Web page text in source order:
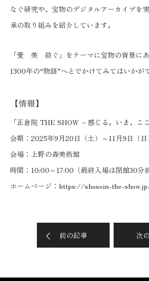
なぐ研究や、宝物のデジタルアーカイブを
承の取り組みを紹介しています。
「愛 美 紡ぐ」をテーマに宝物の背景に
1300年の“物語”へとでかけてみてはいかが
【情報】
「正倉院 THE SHOW －感じる。いま、こ
会期：2025年9月20日（土）～11月9日（日
会場：上野の森美術館
時間：10:00～17:00（最終入場は閉館30分前
ホームページ： https://shosoin-the-
前の記事 次